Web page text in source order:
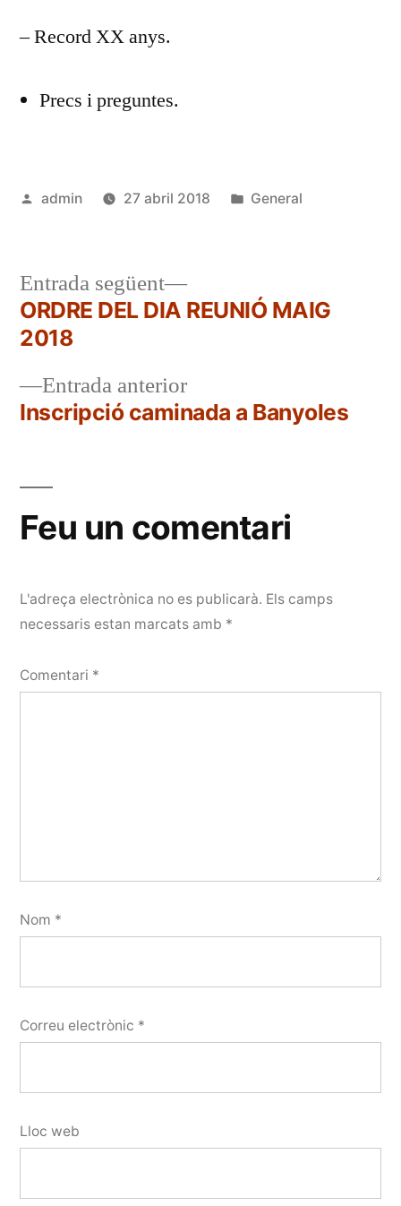
– Record XX anys.
Precs i preguntes.
Publicat
admin 27 abril 2018
Publicat
General
Navegació
d'entrades
Entrada anteriorEntrada
anterior:
Inscripció caminada a Banyoles
Entrada següent
Entrada
següent:
ORDRE DEL DIA REUNIÓ MAIG
2018
Feu un comentari
L'adreça electrònica no es publicarà. Els camps
necessaris estan marcats amb *
Comentari *
Nom *
Correu electrònic *
Lloc web